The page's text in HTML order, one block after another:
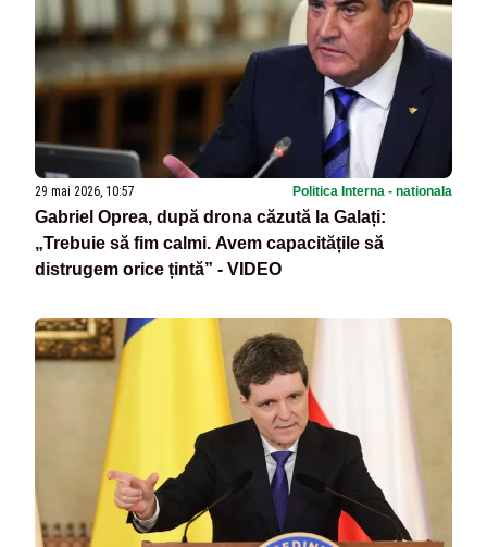
29 mai 2026, 10:57 Politica Interna - nationala
Gabriel Oprea, după drona căzută la Galați:
„Trebuie să fim calmi. Avem capacitățile să
distrugem orice țintă” - VIDEO